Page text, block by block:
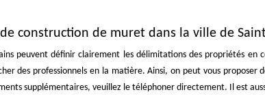
construction de muret dans la ville de
peuvent définir clairement les délimitations des propriétés
des professionnels en la matière. Ainsi, on peut vous
supplémentaires, veuillez le téléphoner directement. Il est